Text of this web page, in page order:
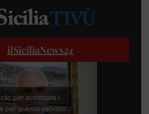
ilSiciliaNews24
clic per accettare i
per questo servizio